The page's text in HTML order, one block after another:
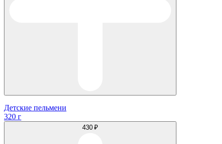
Детские пельмени
320 г
430 ₽